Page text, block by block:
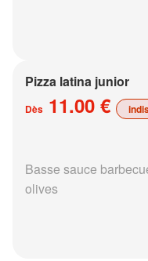
Pizza latina junior
Dès 11.00 €
Basse sauce
olives